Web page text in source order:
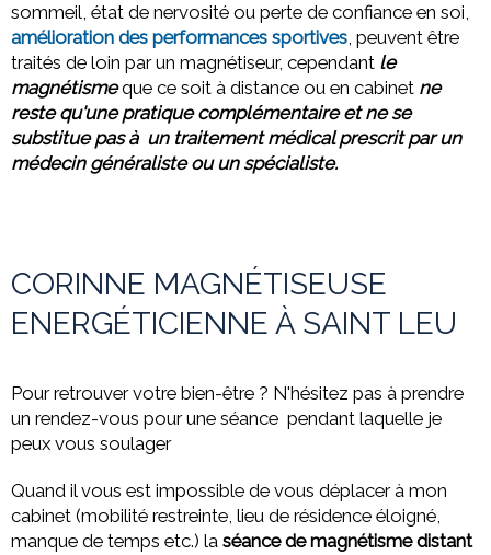
sommeil, état de nervosité ou perte de confiance en soi,
amélioration des performances sportives, peuvent être
traités de loin par un magnétiseur, cependant le
magnétismeque ce soit à distance ou en cabinet ne
reste qu'une pratique complémentaire et ne se
substitue pas à un traitement médical prescrit par un
médecin généraliste ou un spécialiste.
CORINNE MAGNÉTISEUSE
ENERGÉTICIENNE À SAINT LEU
Pour retrouver votre bien-être ? N'hésitez pas à prendre
un rendez-vous pour une séance pendant laquelle je
peux vous soulager
Quand il vous est impossible de vous déplacer à mon
cabinet (mobilité restreinte, lieu de résidence éloigné,
manque de temps etc.) la séance de magnétisme distant